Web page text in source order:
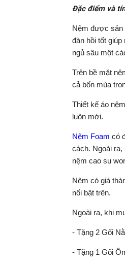
Đặc điểm và
Nệm được sản
đàn hồi tốt
ngủ sâu một
Trên bề mặt
cả bốn mùa
Thiết kế áo
luôn mới.
Nệm Foam có
cách. Ngoài
nệm cao su
Nệm có giá
nổi bật trên.
Ngoài ra, khi
- Tặng 2 Gối
- Tặng 1 Gối